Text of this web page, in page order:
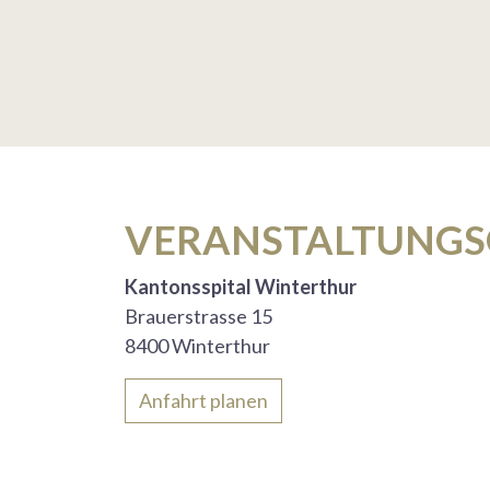
Kantonsspital Winterthur
Brauerstrasse 15
8400 Winterthur
Anfahrt planen